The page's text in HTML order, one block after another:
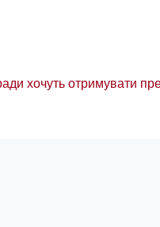
хочуть отримувати